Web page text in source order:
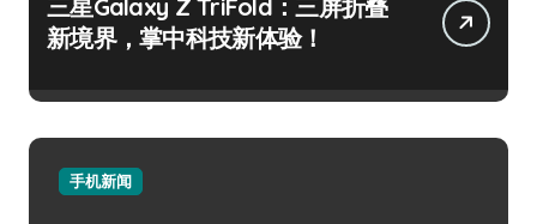
三星Galaxy Z TriFold：三屏折叠
新境界，掌中科技新体验！
手机新闻